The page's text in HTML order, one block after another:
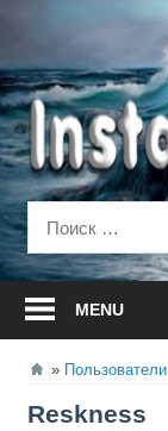
содержанию
MENU
Пользователи
Reskness